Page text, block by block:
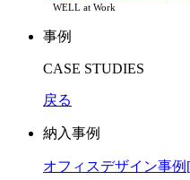
WELL at Work
事例
CASE STUDIES
戻る
納入事例
オフィスデザイン事例